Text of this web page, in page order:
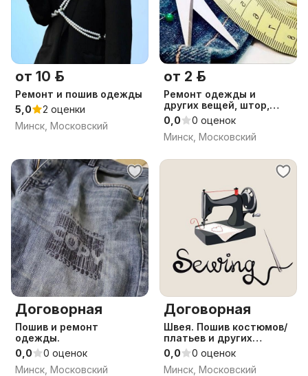
от 10 р.
Ремонт и пошив одежды
5,0
2 оценки
Минск, Московский
от 2 р.
Ремонт одежды и
других вещей, штор,
тюлей
0,0
0 оценок
Минск, Московский
Договорная
Пошив и ремонт
одежды.
0,0
0 оценок
Минск, Московский
Договорная
Швея. Пошив костюмов/
платьев и других
изделий
0,0
0 оценок
Минск, Московский